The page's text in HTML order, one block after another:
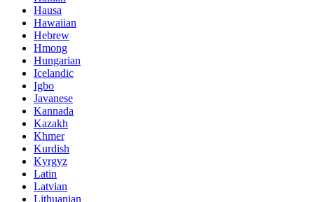
Hausa
Hawaiian
Hebrew
Hmong
Hungarian
Icelandic
Igbo
Javanese
Kannada
Kazakh
Khmer
Kurdish
Kyrgyz
Latin
Latvian
Lithuanian